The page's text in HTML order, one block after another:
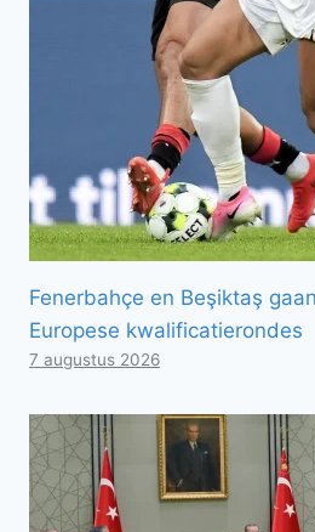
Fenerbahçe en Beşiktaş
Europese kwalificatierondes
7 augustus 2026